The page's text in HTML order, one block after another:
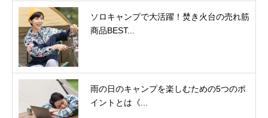
ソロキャンプで大活躍！焚き火台の売れ筋
商品BEST...
雨の日のキャンプを楽しむための5つのポ
イントとは《...